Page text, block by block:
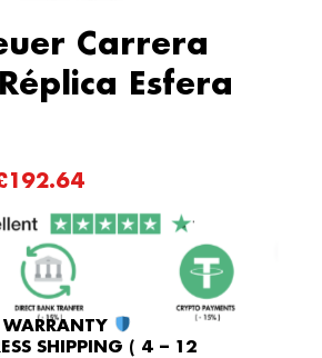
Carrera
Esfera
PRICE
£301.00.
192.64
PRICE
IS:
£192.64.
SHIPPING ( 4 – 12